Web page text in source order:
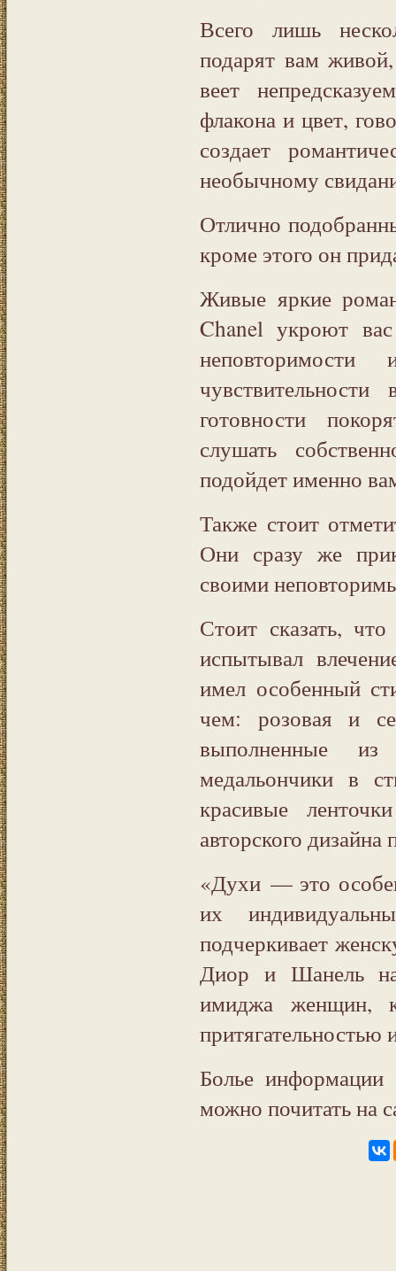
Всего лишь
подарят вам
веет
флакона и цвет,
создает
необычному
Отлично
кроме этого он
Живые яркие
Chanel укроют
готовности
слушать
подойдет именно
Также стоит
Они сразу же
своими
Стоит сказать,
испытывал
имел особенный
чем: розовая и
выполненные
медальончики в
красивые
авторского
«Духи — это
их
подчеркивает
Диор и Шанель
имиджа женщин,
притягательностью
Болье
можно почитать на